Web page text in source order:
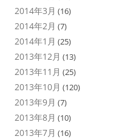
2014年3月 (16)
2014年2月 (7)
2014年1月 (25)
2013年12月 (13)
2013年11月 (25)
2013年10月 (120)
2013年9月 (7)
2013年8月 (10)
2013年7月 (16)